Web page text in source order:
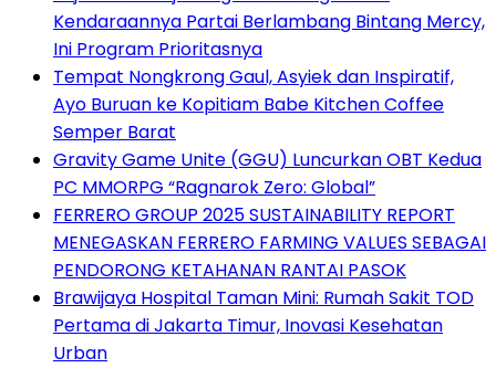
Kendaraannya Partai Berlambang Bintang Mercy,
Ini Program Prioritasnya
Tempat Nongkrong Gaul, Asyiek dan Inspiratif,
Ayo Buruan ke Kopitiam Babe Kitchen Coffee
Semper Barat
Gravity Game Unite (GGU) Luncurkan OBT Kedua
PC MMORPG “Ragnarok Zero: Global”
FERRERO GROUP 2025 SUSTAINABILITY REPORT
MENEGASKAN FERRERO FARMING VALUES SEBAGAI
PENDORONG KETAHANAN RANTAI PASOK
Brawijaya Hospital Taman Mini: Rumah Sakit TOD
Pertama di Jakarta Timur, Inovasi Kesehatan
Urban